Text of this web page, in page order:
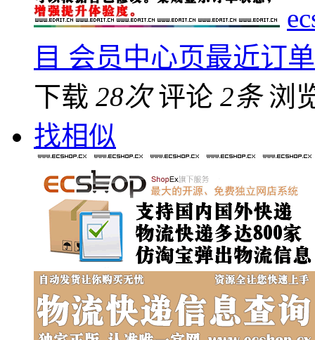
目 会员中心页最近订单
下载 28次 评论 2条 浏
找相似